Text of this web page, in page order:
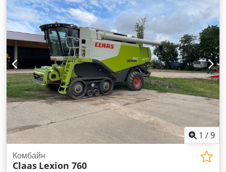
1 /9
Комбайн
Claas Lexion 760